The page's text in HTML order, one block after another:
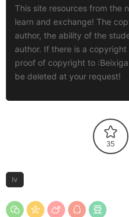
This site resources from the
learn and exchange! The
author, the ability of the
author. If there is a
proof of copyright to :
be deleted at your request!
35
lv